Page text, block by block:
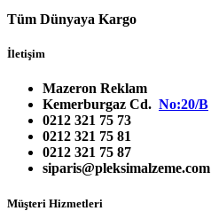
Tüm Dünyaya Kargo
İletişim
Mazeron Reklam
Kemerburgaz Cd. No:20/B
0212 321 75 73
0212 321 75 81
0212 321 75 87
siparis@pleksimalzeme.com
Müşteri Hizmetleri